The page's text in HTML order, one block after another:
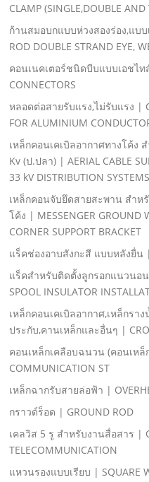
CLAMP (SINGLE,DOUBLE AND
ก้านสมอบกแบบห่วงสองร่อง,แบ
ROD DOUBLE STRAND EYE,
คอนเนคเตอร์ชนิดบีบแบบเอชไท
CONNECTORS
หลอดต่อสายรับแรง,ไม่รับแรง |
FOR ALUMINIUM
เหล็กคอนเคเบิลอากาศทางโค้ง
Kv (ป.ปลา) | AERIAL CABLE
33 kV DISTRIBUTION SYSTEMS
เหล็กคอนจับยึดสายสะพาน สําห
โค้ง | MESSENGER GROUND
CORNER SUPPORT BRACKET
แร็คช่องอาบสังกะสี แบบหลังยื่น |
แร็คสําหรับติดตั้งลูกรอกแนวนอน
SPOOL INSULATOR
เหล็กคอนเคเบิลอากาศ,เหล็กรา
ประกับ,คานเหล็กและอื่นๆ |
คอนเหล็กเคลือบฉนวน (คอนเหล็
COMMUNICATION ST
เหล็กฉากรับสายล่อฟ้า |
กราวด์ร็อด | GROUND ROD
เคลวิส 5 รู สําหรับงานสื่อสาร |
TELECOMMUNICATION
แหวนรองแบบเรียบ | SQUARE